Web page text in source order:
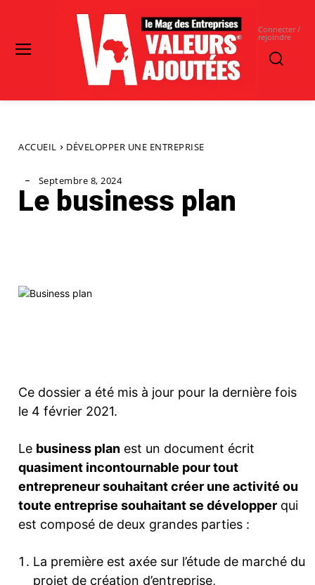
Connecter /
rejoindre
ACCUEIL DÉVELOPPER UNE ENTREPRISE
Septembre 8, 2024
Le business plan
Ce dossier a été mis à jour pour la dernière fois
le 4 février 2021.
Le business plan est un document écrit
quasiment incontournable pour tout
entrepreneur souhaitant créer une activité ou
toute entreprise souhaitant se développer qui
est composé de deux grandes parties :
La première est axée sur l’étude de marché du
projet de création d’entreprise,